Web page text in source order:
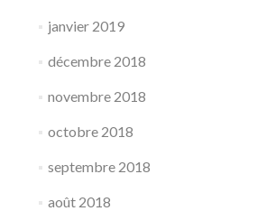
janvier 2019
décembre 2018
novembre 2018
octobre 2018
septembre 2018
août 2018